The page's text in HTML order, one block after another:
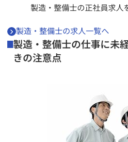
製造・整備士の正社員求人
製造・整備士の求人一覧へ
製造・整備士の仕事に未
きの注意点